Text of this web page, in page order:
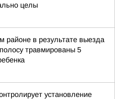
целы
районе в результате выезда
травмированы 5
установление